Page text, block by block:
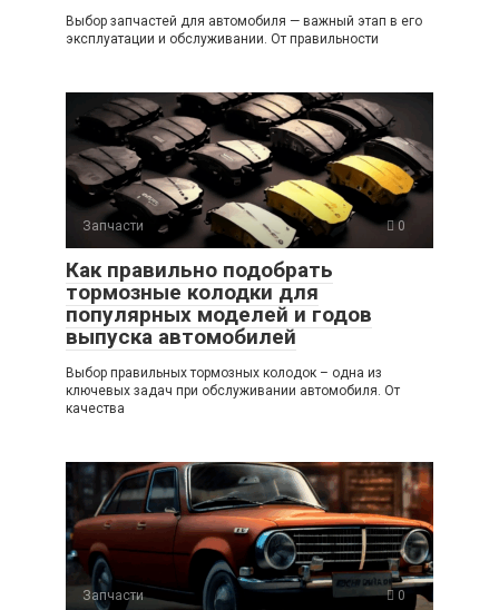
Выбор запчастей для автомобиля — важный этап в его
эксплуатации и обслуживании. От правильности
Запчасти 0
Как правильно подобрать
тормозные колодки для
популярных моделей и годов
выпуска автомобилей
Выбор правильных тормозных колодок – одна из
ключевых задач при обслуживании автомобиля. От
качества
Запчасти 0